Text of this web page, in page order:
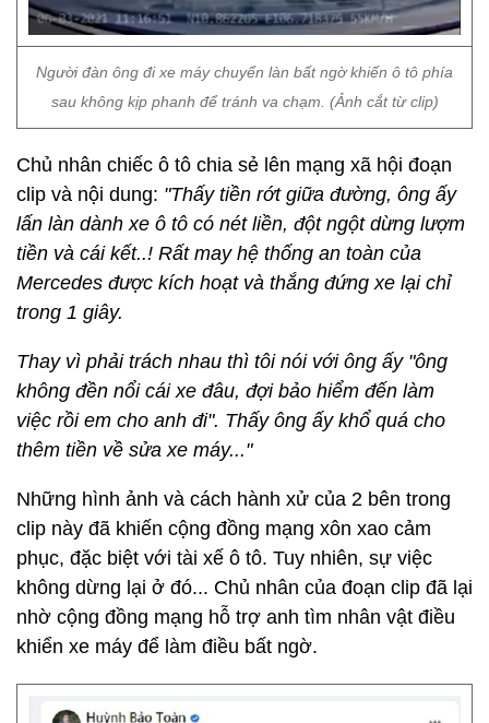
Người đàn ông đi xe máy chuyển làn bất ngờ khiến ô tô phía
sau không kịp phanh để tránh va chạm. (Ảnh cắt từ clip)
Chủ nhân chiếc ô tô chia sẻ lên mạng xã hội đoạn
clip và nội dung: "Thấy tiền rớt giữa đường, ông ấy
lấn làn dành xe ô tô có nét liền, đột ngột dừng lượm
tiền và cái kết..! Rất may hệ thống an toàn của
Mercedes được kích hoạt và thắng đứng xe lại chỉ
trong 1 giây.
Thay vì phải trách nhau thì tôi nói với ông ấy "ông
không đền nổi cái xe đâu, đợi bảo hiểm đến làm
việc rồi em cho anh đi". Thấy ông ấy khổ quá cho
thêm tiền về sửa xe máy..."
Những hình ảnh và cách hành xử của 2 bên trong
clip này đã khiến cộng đồng mạng xôn xao cảm
phục, đặc biệt với tài xế ô tô. Tuy nhiên, sự việc
không dừng lại ở đó... Chủ nhân của đoạn clip đã lại
nhờ cộng đồng mạng hỗ trợ anh tìm nhân vật điều
khiển xe máy để làm điều bất ngờ.